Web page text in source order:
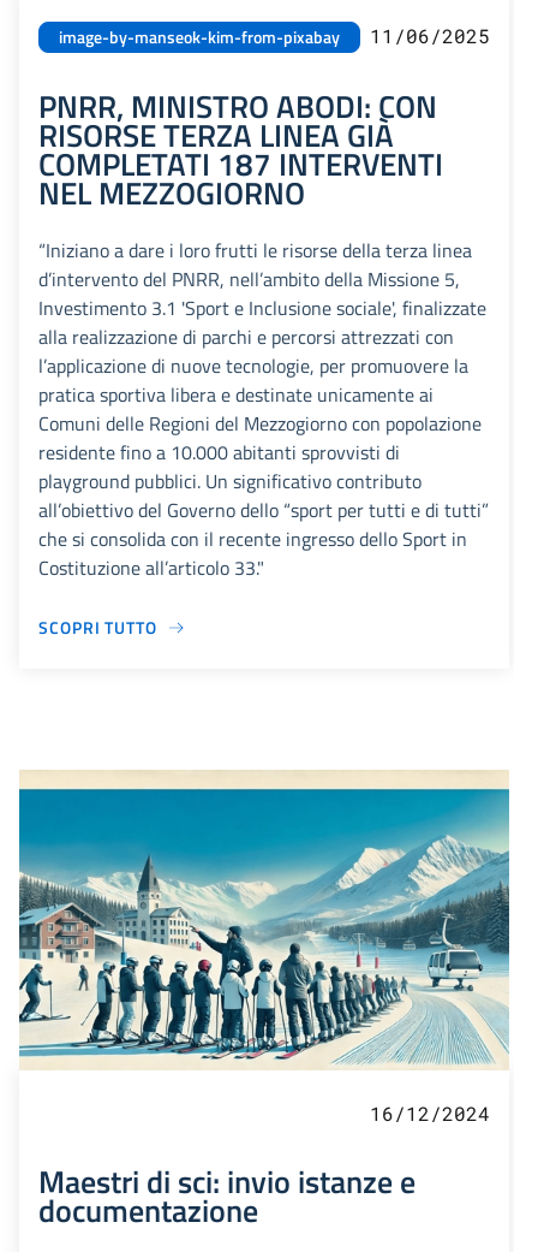
image-by-manseok-kim-from-pixabay 11/06/2025
PNRR, MINISTRO ABODI: CON
RISORSE TERZA LINEA GIÀ
COMPLETATI 187 INTERVENTI
NEL MEZZOGIORNO
“Iniziano a dare i loro frutti le risorse della terza linea
d’intervento del PNRR, nell’ambito della Missione 5,
Investimento 3.1 'Sport e Inclusione sociale', finalizzate
alla realizzazione di parchi e percorsi attrezzati con
l’applicazione di nuove tecnologie, per promuovere la
pratica sportiva libera e destinate unicamente ai
Comuni delle Regioni del Mezzogiorno con popolazione
residente fino a 10.000 abitanti sprovvisti di
playground pubblici. Un significativo contributo
all’obiettivo del Governo dello “sport per tutti e di tutti”
che si consolida con il recente ingresso dello Sport in
Costituzione all’articolo 33."
SCOPRI TUTTO
16/12/2024
Maestri di sci: invio istanze e
documentazione